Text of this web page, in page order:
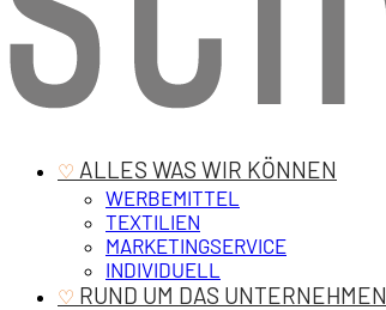
♡ ‎ ALLES WAS WIR KÖNNEN
WERBEMITTEL
TEXTILIEN
MARKETINGSERVICE
INDIVIDUELL
♡ ‎ RUND UM DAS UNTERNEHMEN